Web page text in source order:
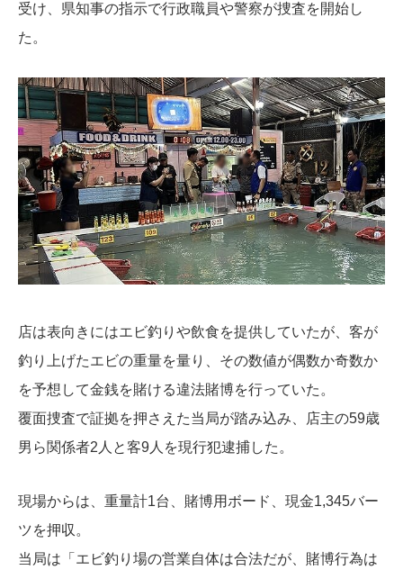
受け、県知事の指示で行政職員や警察が捜査を開始し
た。
店は表向きにはエビ釣りや飲食を提供していたが、客が
釣り上げたエビの重量を量り、その数値が偶数か奇数か
を予想して金銭を賭ける違法賭博を行っていた。
覆面捜査で証拠を押さえた当局が踏み込み、店主の59歳
男ら関係者2人と客9人を現行犯逮捕した。
現場からは、重量計1台、賭博用ボード、現金1,345バー
ツを押収。
当局は「エビ釣り場の営業自体は合法だが、賭博行為は